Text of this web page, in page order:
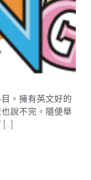
。擁有英文好的
說不完。隨便舉